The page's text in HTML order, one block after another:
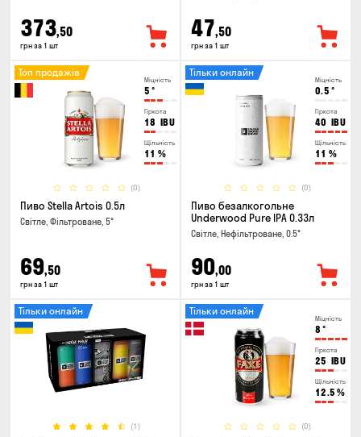
373,50
грн за 1 шт
47,50
грн за 1 шт
Міцність
5 °
Гіркота
18 IBU
Щільність
11 %
(0)
Топ продажів
Пиво Stella Artois 0.5л
Світле, Фільтроване, 5°
69,50
грн за 1 шт
Міцність
0.5 °
Гіркота
40 IBU
Щільність
11 %
(0)
Тільки онлайн
Пиво безалкогольне
Underwood Pure IPA 0.33л
Світле, Нефільтроване, 0.5°
90,00
грн за 1 шт
(1)
Тільки онлайн
Міцність
8 °
Гіркота
25 IBU
Щільність
12.5 %
(0)
Тільки онлайн